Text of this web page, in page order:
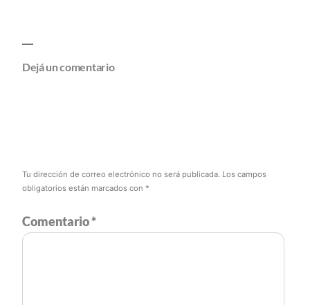
Dejá un comentario
Tu dirección de correo electrónico no será publicada. Los campos
obligatorios están marcados con *
Comentario*